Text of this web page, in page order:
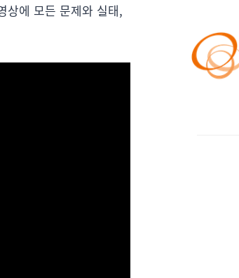
상에 모든 문제와 실태,